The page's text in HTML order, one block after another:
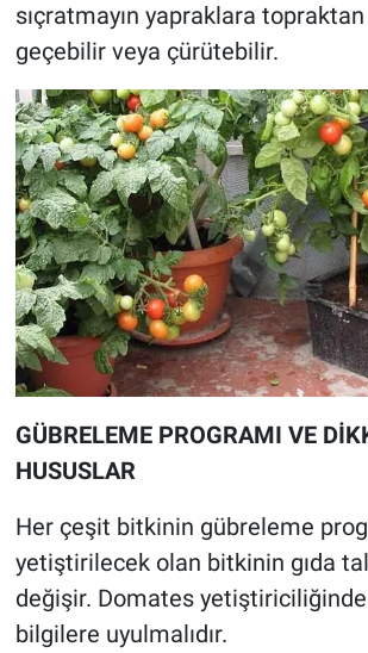
sıçratmayın yapraklara
geçebilir veya çürütebilir.
GÜBRELEME PROGRAMI VE
HUSUSLAR
Her çeşit bitkinin gübreleme
yetiştirilecek olan bitkinin gıda
değişir. Domates yetiştiriciliğinde
bilgilere uyulmalıdır.